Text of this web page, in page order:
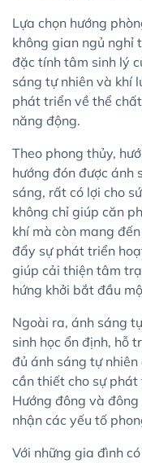
Lựa chọn hướng
không gian ngủ nghỉ
đặc tính tâm sinh lý
sáng tự nhiên và khí
phát triển về thể
năng động.
Theo phong thủy,
hướng đón được ánh
sáng, rất có lợi cho
không chỉ giúp căn
khí mà còn mang
đẩy sự phát triển
giúp cải thiện tâm
hứng khởi bắt đầu
Ngoài ra, ánh sáng
sinh học ổn định, hỗ
đủ ánh sáng tự
cần thiết cho sự
Hướng đông và
nhận các yếu tố
Với những gia đình